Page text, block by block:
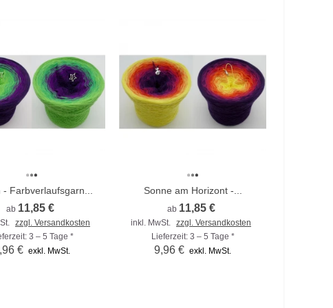
- Farbverlaufsgarn...
ab 11,85 €
zzgl. Versandkosten
3 – 5 Tage *
€ exkl. MwSt.
Sonne am Horizont -...
ab 11,85 €
inkl. MwSt. zzgl. Versandkosten
Lieferzeit: 3 – 5 Tage *
9,96 € exkl. MwSt.